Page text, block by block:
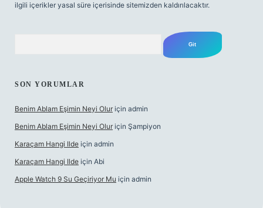
ilgili içerikler yasal süre içerisinde sitemizden kaldırılacaktır.
SON YORUMLAR
Benim Ablam Eşimin Neyi Olur için admin
Benim Ablam Eşimin Neyi Olur için Şampiyon
Karaçam Hangi Ilde için admin
Karaçam Hangi Ilde için Abi
Apple Watch 9 Su Geçiriyor Mu için admin